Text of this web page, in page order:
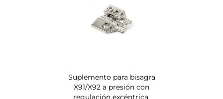
Suplemento para bisagra
X91/X92 a presión con
regulación excéntrica,